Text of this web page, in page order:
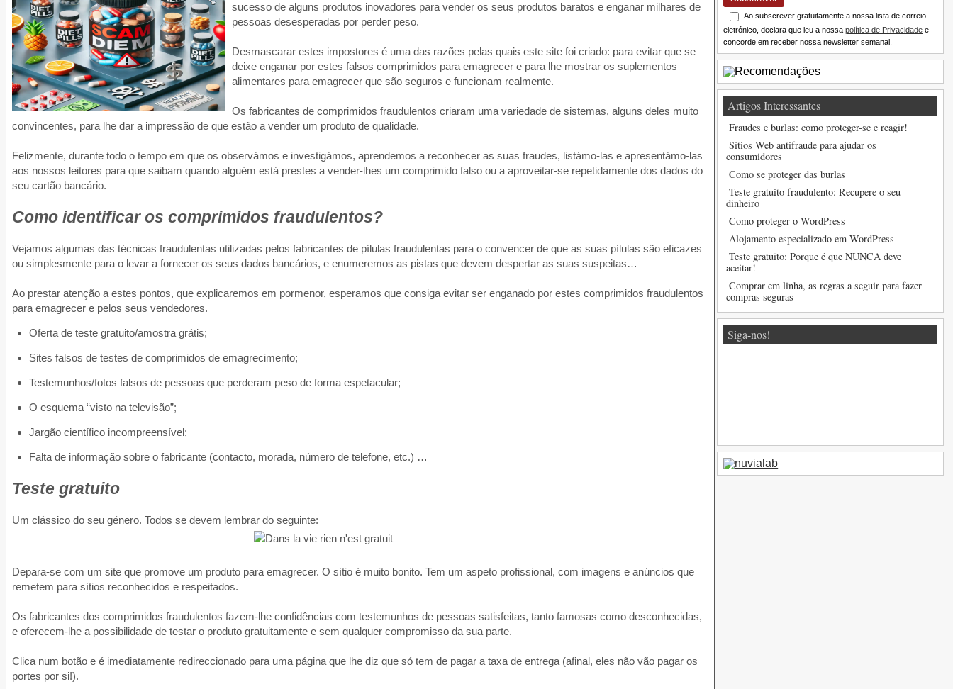
sucesso de alguns produtos inovadores para vender os seus produtos baratos e enganar milhares de
pessoas desesperadas por perder peso.
Desmascarar estes impostores é uma das razões pelas quais este site foi criado: para evitar que se
deixe enganar por estes falsos comprimidos para emagrecer e para lhe mostrar os suplementos
alimentares para emagrecer que são seguros e funcionam realmente.
Os fabricantes de comprimidos fraudulentos criaram uma variedade de sistemas, alguns deles muito
convincentes, para lhe dar a impressão de que estão a vender um produto de qualidade.
Felizmente, durante todo o tempo em que os observámos e investigámos, aprendemos a reconhecer as suas fraudes, listámo-las e apresentámo-las
aos nossos leitores para que saibam quando alguém está prestes a vender-lhes um comprimido falso ou a aproveitar-se repetidamente dos dados do
seu cartão bancário.
Como identificar os comprimidos fraudulentos?
Vejamos algumas das técnicas fraudulentas utilizadas pelos fabricantes de pílulas fraudulentas para o convencer de que as suas pílulas são eficazes
ou simplesmente para o levar a fornecer os seus dados bancários, e enumeremos as pistas que devem despertar as suas suspeitas…
Ao prestar atenção a estes pontos, que explicaremos em pormenor, esperamos que consiga evitar ser enganado por estes comprimidos fraudulentos
para emagrecer e pelos seus vendedores.
Oferta de teste gratuito/amostra grátis;
Sites falsos de testes de comprimidos de emagrecimento;
Testemunhos/fotos falsos de pessoas que perderam peso de forma espetacular;
O esquema “visto na televisão”;
Jargão científico incompreensível;
Falta de informação sobre o fabricante (contacto, morada, número de telefone, etc.) …
Teste gratuito
Um clássico do seu género. Todos se devem lembrar do seguinte:
Depara-se com um site que promove um produto para emagrecer. O sítio é muito bonito. Tem um aspeto profissional, com imagens e anúncios que
remetem para sítios reconhecidos e respeitados.
Os fabricantes dos comprimidos fraudulentos fazem-lhe confidências com testemunhos de pessoas satisfeitas, tanto famosas como desconhecidas,
e oferecem-lhe a possibilidade de testar o produto gratuitamente e sem qualquer compromisso da sua parte.
Clica num botão e é imediatamente redireccionado para uma página que lhe diz que só tem de pagar a taxa de entrega (afinal, eles não vão pagar os
portes por si!).
Ao subscrever gratuitamente a nossa lista de correio
eletrónico, declara que leu a nossapolítica de Privacidade e
concorde em receber nossa newsletter semanal.
Artigos Interessantes
Fraudes e burlas: como proteger-se e reagir!
Sítios Web antifraude para ajudar os
consumidores
Como se proteger das burlas
Teste gratuito fraudulento: Recupere o seu
dinheiro
Como proteger o WordPress
Alojamento especializado em WordPress
Teste gratuito: Porque é que NUNCA deve
aceitar!
Comprar em linha, as regras a seguir para fazer
compras seguras
Siga-nos!